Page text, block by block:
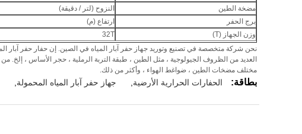
مضخة الطين
النزوح (لتر / دقيقة)
برج الحفر
ارتفاع (م)
وزن الجهاز (T)
32T
مختلف مضخات الطين ، ضواغط الهواء ، وأكثر من ذلك.
بطاقة: الحفارات الحرارية الأرضية جهاز حفر آبار المياه المحمولة